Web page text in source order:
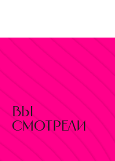
вы
смотрели